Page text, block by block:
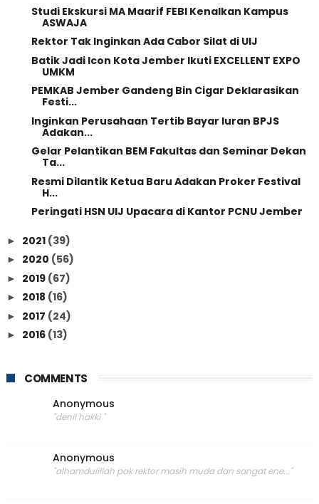
Studi Ekskursi MA Maarif FEBI Kenalkan Kampus
ASWAJA
Rektor Tak Inginkan Ada Cabor Silat di UIJ
Batik Jadi Icon Kota Jember Ikuti EXCELLENT EXPO
UMKM
PEMKAB Jember Gandeng Bin Cigar Deklarasikan
Festi...
Inginkan Perusahaan Tertib Bayar Iuran BPJS
Adakan...
Gelar Pelantikan BEM Fakultas dan Seminar Dekan
Ta...
Resmi Dilantik Ketua Baru Adakan Proker Festival
H...
Peringati HSN UIJ Upacara di Kantor PCNU Jember
► 2021 (39)
► 2020 (56)
► 2019 (67)
► 2018 (16)
► 2017 (24)
► 2016 (13)
COMMENTS
Anonymous
"denil hakki "
Anonymous
"alhamdulillah pak rektor masih muda dan sangat ene..."